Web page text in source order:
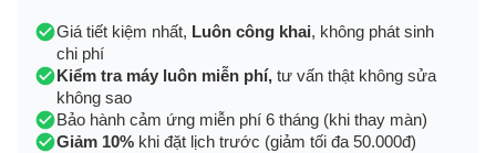
Giá tiết kiệm nhất, Luôn công khai, không phát sinh
chi phí
Kiểm tra máy luôn miễn phí, tư vấn thật không sửa
không sao
Bảo hành cảm ứng miễn phí 6 tháng (khi thay màn)
Giảm 10% khi đặt lịch trước (giảm tối đa 50.000đ)